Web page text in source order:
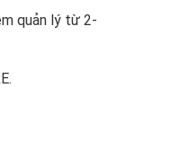
quản lý từ 2-